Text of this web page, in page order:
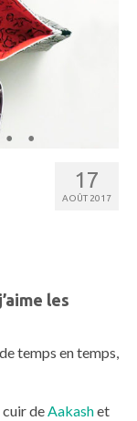
17
AOÛT 2017
les
temps en temps,
cuir deAakashet